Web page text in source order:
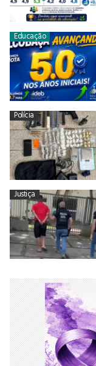
Educação
Polícia
Justiça